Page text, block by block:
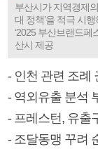
부산시가 지역경제
대 정책’을 적극 시
‘2025 부산브랜드
산시 제공
- 인천 관련 조례
- 역외유출 분석
- 프레스턴, 유출
- 조달동맹 꾸려